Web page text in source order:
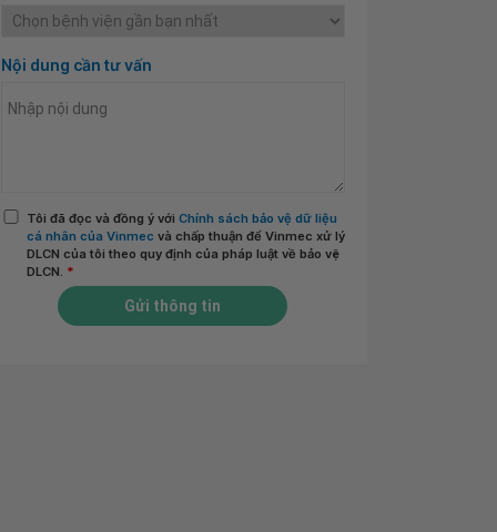
Nội dung cần tư vấn
Tôi đã đọc và đồng ý với Chính sách bảo vệ dữ liệu
cá nhân của Vinmec và chấp thuận để Vinmec xử lý
DLCN của tôi theo quy định của pháp luật về bảo vệ
DLCN. *
Gửi thông tin